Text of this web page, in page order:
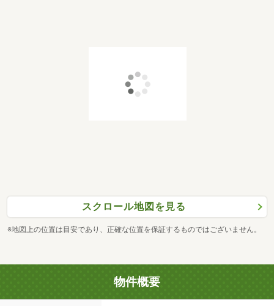
スクロール地図を見る
※地図上の位置は目安であり、正確な位置を保証するものではございません。
物件概要